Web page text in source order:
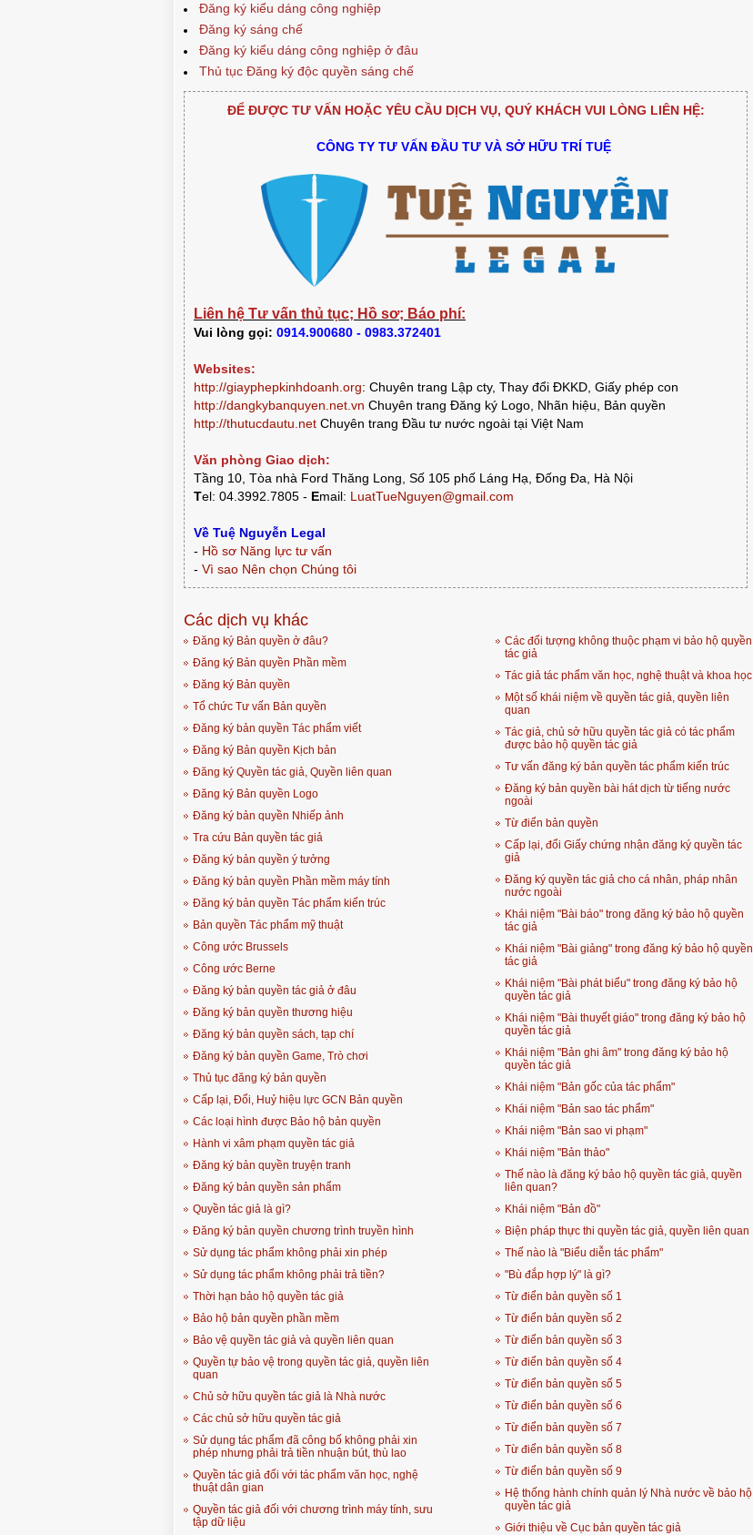
Đăng ký kiểu dáng công nghiệp
Đăng ký sáng chế
Đăng ký kiểu dáng công nghiệp ở đâu
Thủ tục Đăng ký độc quyền sáng chế
ĐỂ ĐƯỢC TƯ VẤN HOẶC YÊU CẦU DỊCH VỤ, QUÝ KHÁCH VUI LÒNG LIÊN HỆ:
CÔNG TY TƯ VẤN ĐẦU TƯ VÀ SỞ HỮU TRÍ TUỆ
Liên hệ Tư vấn thủ tục; Hồ sơ; Báo phí:
Vui lòng gọi: 0914.900680 - 0983.372401
Websites:
http://giayphepkinhdoanh.org: Chuyên trang Lập cty, Thay đổi ĐKKD, Giấy phép con
http://dangkybanquyen.net.vn Chuyên trang Đăng ký Logo, Nhãn hiệu, Bản quyền
http://thutucdautu.net Chuyên trang Đầu tư nước ngoài tại Việt Nam
Văn phòng Giao dịch:
Tầng 10, Tòa nhà Ford Thăng Long, Số 105 phố Láng Hạ, Đống Đa, Hà Nội
Tel: 04.3992.7805 - Email: LuatTueNguyen@gmail.com
Về Tuệ Nguyễn Legal
- Hồ sơ Năng lực tư vấn
- Vì sao Nên chọn Chúng tôi
Các dịch vụ khác
Đăng ký Bản quyền ở đâu?
Đăng ký Bản quyền Phần mềm
Đăng ký Bản quyền
Tổ chức Tư vấn Bản quyền
Đăng ký bản quyền Tác phẩm viết
Đăng ký Bản quyền Kịch bản
Đăng ký Quyền tác giả, Quyền liên quan
Đăng ký Bản quyền Logo
Đăng ký bản quyền Nhiếp ảnh
Tra cứu Bản quyền tác giả
Đăng ký bản quyền ý tưởng
Đăng ký bản quyền Phần mềm máy tính
Đăng ký bản quyền Tác phẩm kiến trúc
Bản quyền Tác phẩm mỹ thuật
Công ước Brussels
Công ước Berne
Đăng ký bản quyền tác giả ở đâu
Đăng ký bản quyền thương hiệu
Đăng ký bản quyền sách, tạp chí
Đăng ký bản quyền Game, Trò chơi
Thủ tục đăng ký bản quyền
Cấp lại, Đổi, Huỷ hiệu lực GCN Bản quyền
Các loại hình được Bảo hộ bản quyền
Hành vi xâm phạm quyền tác giả
Đăng ký bản quyền truyện tranh
Đăng ký bản quyền sản phẩm
Quyền tác giả là gì?
Đăng ký bản quyền chương trình truyền hình
Sử dụng tác phẩm không phải xin phép
Sử dụng tác phẩm không phải trả tiền?
Thời hạn bảo hộ quyền tác giả
Bảo hộ bản quyền phần mềm
Bảo vệ quyền tác giả và quyền liên quan
Quyền tự bảo vệ trong quyền tác giả, quyền liên
quan
Chủ sở hữu quyền tác giả là Nhà nước
Các chủ sở hữu quyền tác giả
Sử dụng tác phẩm đã công bố không phải xin
phép nhưng phải trả tiền nhuận bút, thù lao
Quyền tác giả đối với tác phẩm văn học, nghệ
thuật dân gian
Quyền tác giả đối với chương trình máy tính, sưu
tập dữ liệu
Các đối tượng không thuộc phạm vi bảo hộ quyền
tác giả
Tác giả tác phẩm văn học, nghệ thuật và khoa học
Một số khái niệm về quyền tác giả, quyền liên
quan
Tác giả, chủ sở hữu quyền tác giả có tác phẩm
được bảo hộ quyền tác giả
Tư vấn đăng ký bản quyền tác phẩm kiến trúc
Đăng ký bản quyền bài hát dịch từ tiếng nước
ngoài
Từ điển bản quyền
Cấp lại, đổi Giấy chứng nhận đăng ký quyền tác
giả
Đăng ký quyền tác giả cho cá nhân, pháp nhân
nước ngoài
Khái niệm "Bài báo" trong đăng ký bảo hộ quyền
tác giả
Khái niệm "Bài giảng" trong đăng ký bảo hộ quyền
tác giả
Khái niệm "Bài phát biểu" trong đăng ký bảo hộ
quyền tác giả
Khái niệm "Bài thuyết giáo" trong đăng ký bảo hộ
quyền tác giả
Khái niệm "Bản ghi âm" trong đăng ký bảo hộ
quyền tác giả
Khái niệm "Bản gốc của tác phẩm"
Khái niệm "Bản sao tác phẩm"
Khái niệm "Bản sao vi phạm"
Khái niệm "Bản thảo"
Thế nào là đăng ký bảo hộ quyền tác giả, quyền
liên quan?
Khái niệm "Bản đồ"
Biện pháp thực thi quyền tác giả, quyền liên quan
Thế nào là "Biểu diễn tác phẩm"
"Bù đắp hợp lý" là gì?
Từ điển bản quyền số 1
Từ điển bản quyền số 2
Từ điển bản quyền số 3
Từ điển bản quyền số 4
Từ điển bản quyền số 5
Từ điển bản quyền số 6
Từ điển bản quyền số 7
Từ điển bản quyền số 8
Từ điển bản quyền số 9
Hệ thống hành chính quản lý Nhà nước về bảo hộ
quyền tác giả
Giới thiệu về Cục bản quyền tác giả